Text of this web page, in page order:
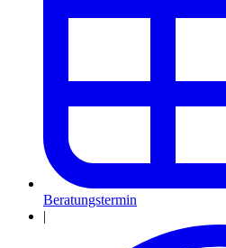
Beratungstermin
|